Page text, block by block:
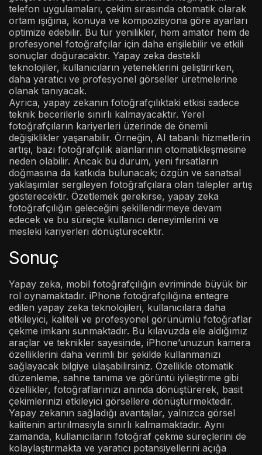
telefon uygulamaları, çekim sırasında otomatik olarak
ortam ışığına, konuya ve kompozisyona göre ayarları
optimize edebilir. Bu tür yenilikler, hem amatör hem de
profesyonel fotoğrafçılar için daha erişilebilir ve etkili
sonuçlar doğuracaktır. Yapay zeka destekli
teknolojiler, kullanıcıların yeteneklerini geliştirirken,
daha yaratıcı ve profesyonel görseller üretmelerine
olanak tanıyacak.
Ayrıca, yapay zekanın fotoğrafçılıktaki etkisi sadece
teknik becerilerle sınırlı kalmayacaktır. Yerel
fotoğrafçıların kariyerleri üzerinde de önemli
değişiklikler yaşanabilir. Örneğin, AI tabanlı hizmetlerin
artışı, bazı fotoğrafçılık alanlarının otomatikleşmesine
neden olabilir. Ancak bu durum, yeni fırsatların
doğmasına da katkıda bulunacak; özgün ve sanatsal
yaklaşımlar sergileyen fotoğrafçılara olan talepler artış
gösterecektir. Özetlemek gerekirse, yapay zeka
fotoğrafçılığın geleceğini şekillendirmeye devam
edecek ve bu süreçte kullanıcı deneyimlerini ve
mesleki kariyerleri dönüştürecektir.
Sonuç
Yapay zeka, mobil fotoğrafçılığın evriminde büyük bir
rol oynamaktadır. iPhone fotoğrafçılığına entegre
edilen yapay zeka teknolojileri, kullanıcılara daha
etkileyici, kaliteli ve profesyonel görünümlü fotoğraflar
çekme imkanı sunmaktadır. Bu kılavuzda ele aldığımız
araçlar ve teknikler sayesinde, iPhone’unuzun kamera
özelliklerini daha verimli bir şekilde kullanmanızı
sağlayacak bilgiye ulaşabilirsiniz. Özellikle otomatik
düzenleme, sahne tanıma ve görüntü iyileştirme gibi
özellikler, fotoğraflarınızı anında dönüştürerek, basit
çekimlerinizi etkileyici görsellere dönüştürmektedir.
Yapay zekanın sağladığı avantajlar, yalnızca görsel
kalitenin artırılmasıyla sınırlı kalmamaktadır. Aynı
zamanda, kullanıcıların fotoğraf çekme süreçlerini de
kolaylaştırmakta ve yaratıcı potansiyellerini açığa